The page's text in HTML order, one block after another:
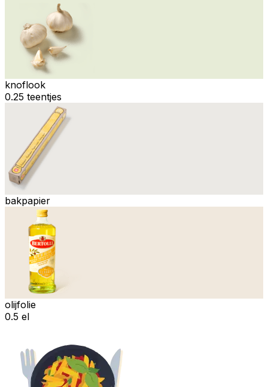
knoflook
0.25 teentjes
bakpapier
olijfolie
0.5 el